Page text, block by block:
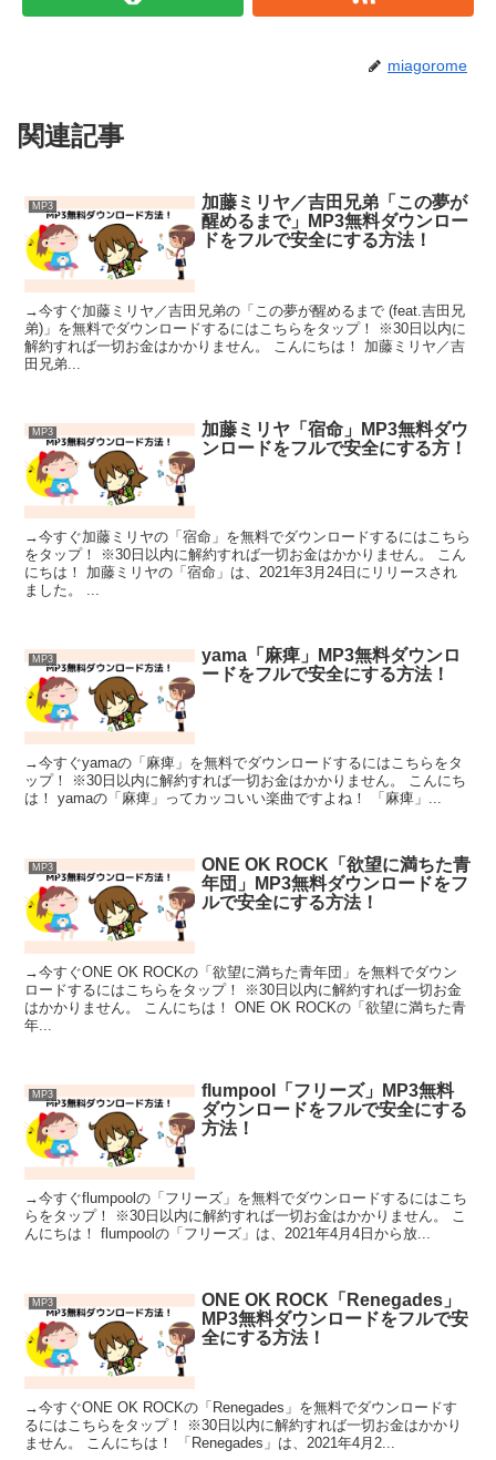
miagorome
関連記事
MP3
加藤ミリヤ／吉田兄弟「この夢が
醒めるまで」MP3無料ダウンロー
ドをフルで安全にする方法！
→今すぐ加藤ミリヤ／吉田兄弟の「この夢が醒めるまで (feat.吉田兄
弟)」を無料でダウンロードするにはこちらをタップ！ ※30日以内に
解約すれば一切お金はかかりません。 こんにちは！ 加藤ミリヤ／吉
田兄弟...
MP3
加藤ミリヤ「宿命」MP3無料ダウ
ンロードをフルで安全にする方！
→今すぐ加藤ミリヤの「宿命」を無料でダウンロードするにはこちら
をタップ！ ※30日以内に解約すれば一切お金はかかりません。 こん
にちは！ 加藤ミリヤの「宿命」は、2021年3月24日にリリースされ
ました。 ...
MP3
yama「麻痺」MP3無料ダウンロ
ードをフルで安全にする方法！
→今すぐyamaの「麻痺」を無料でダウンロードするにはこちらをタ
ップ！ ※30日以内に解約すれば一切お金はかかりません。 こんにち
は！ yamaの「麻痺」ってカッコいい楽曲ですよね！ 「麻痺」...
MP3
ONE OK ROCK「欲望に満ちた青
年団」MP3無料ダウンロードをフ
ルで安全にする方法！
→今すぐONE OK ROCKの「欲望に満ちた青年団」を無料でダウン
ロードするにはこちらをタップ！ ※30日以内に解約すれば一切お金
はかかりません。 こんにちは！ ONE OK ROCKの「欲望に満ちた青
年...
MP3
flumpool「フリーズ」MP3無料
ダウンロードをフルで安全にする
方法！
→今すぐflumpoolの「フリーズ」を無料でダウンロードするにはこち
らをタップ！ ※30日以内に解約すれば一切お金はかかりません。 こ
んにちは！ flumpoolの「フリーズ」は、2021年4月4日から放...
MP3
ONE OK ROCK「Renegades」
MP3無料ダウンロードをフルで安
全にする方法！
→今すぐONE OK ROCKの「Renegades」を無料でダウンロードす
るにはこちらをタップ！ ※30日以内に解約すれば一切お金はかかり
ません。 こんにちは！ 「Renegades」は、2021年4月2...